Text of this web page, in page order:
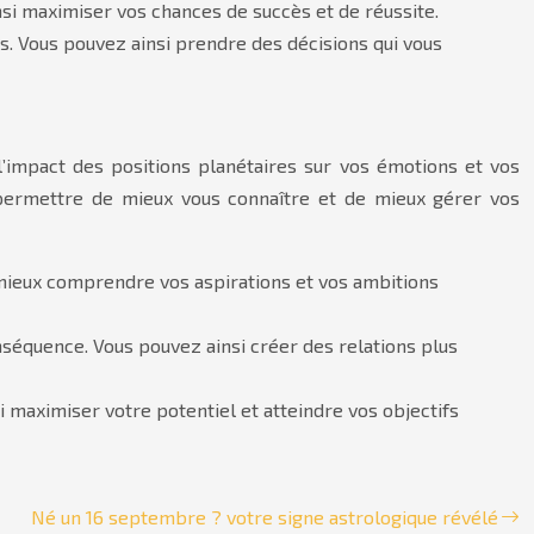
maximiser vos chances de succès et de réussite.
pouvez ainsi prendre des décisions qui vous
des positions planétaires sur vos émotions et vos
de mieux vous connaître et de mieux gérer vos
comprendre vos aspirations et vos ambitions
Vous pouvez ainsi créer des relations plus
maximiser votre potentiel et atteindre vos objectifs
Né un 16 septembre ? votre signe astrologique révélé